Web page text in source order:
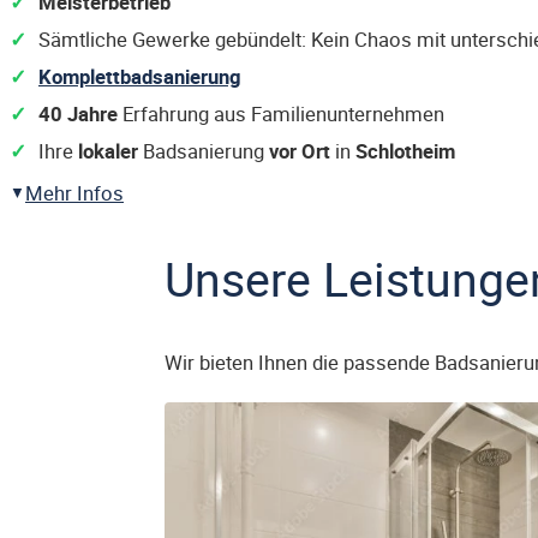
Sämtliche Gewerke gebündelt: Kein Chaos mit
Komplettbadsanierung
40 Jahre Erfahrung aus Familienunternehmen
Ihre lokaler Badsanierungvor Ort in Schlotheim
Mehr Infos
Unsere
Wir bieten Ihnen die passende